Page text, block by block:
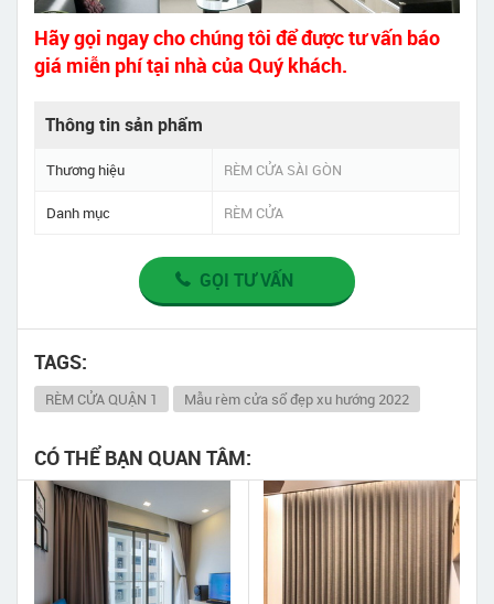
Hãy gọi ngay cho chúng tôi để được tư vấn báo
giá miễn phí tại nhà của Quý khách.
Thông tin sản phẩm
Thương hiệu RÈM CỬA SÀI GÒN
Danh mục RÈM CỬA
GỌI TƯ VẤN
TAGS:
RÈM CỬA QUẬN 1 Mẫu rèm cửa sổ đẹp xu hướng 2022
CÓ THỂ BẠN QUAN TÂM: